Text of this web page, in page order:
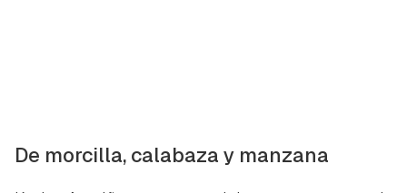
De morcilla, calabaza y manzana